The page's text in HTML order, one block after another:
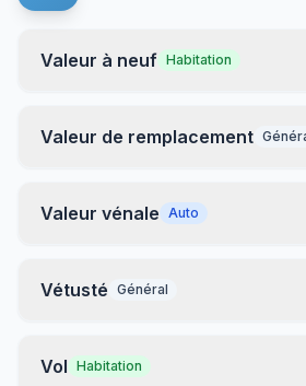
Valeur à neuf Habitation
Valeur de remplacement
Valeur vénale Auto
Vétusté Général
Vol Habitation